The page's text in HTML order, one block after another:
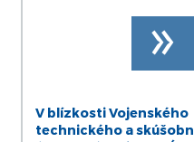
V blízkosti Vojenského
technického a
»